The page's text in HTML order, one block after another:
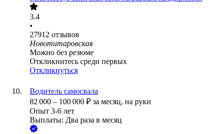
3.4
•
27912 отзывов
Новотитаровская
Можно без резюме
Откликнитесь среди первых
Откликнуться
Водитель самосвала
82 000 – 100 000 ₽ за месяц, на руки
Опыт 3-6 лет
Выплаты: Два раза в месяц